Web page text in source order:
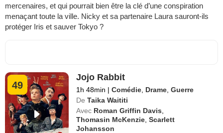
mercenaires, et qui pourrait bien être la clé d’une conspiration
menaçant toute la ville. Nicky et sa partenaire Laura sauront-ils
protéger Iris et sauver Tokyo ?
49
Jojo Rabbit
1h 48min | Comédie Drame ,Guerre
De Taika Waititi
Avec Roman Griffin Davis
Thomasin McKenzie ,Scarlett
Johansson